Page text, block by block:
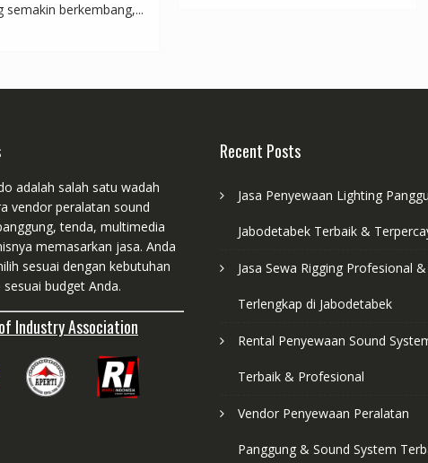
semakin berkembang,...
adalah salah satu wadah
vendor peralatan sound
tenda, multimedia
memasarkan jasa. Anda
sesuai dengan kebutuhan
sesuai budget Anda.
Industry Association
Recent Posts
Jasa Penyewaan Lighting
Jabodetabek Terbaik &
Jasa Sewa Rigging Profesional &
Terlengkap di Jabodetabek
Rental Penyewaan Sound
Terbaik & Profesional
Vendor Penyewaan Peralatan
Panggung & Sound System